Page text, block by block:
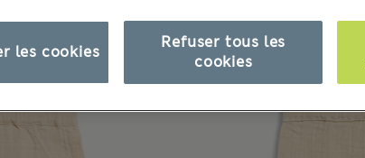
Refuser tous les
cookies
les cookies